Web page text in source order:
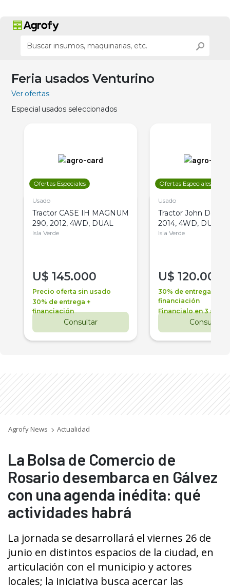
Feria usados Venturino
Ver ofertas
Especial usados seleccionados
Ofertas Especiales
Usado
Tractor CASE IH MAGNUM
290, 2012, 4WD, DUAL
Isla Verde
U$ 145.000
Precio oferta sin usado
30% de entrega +
financiación
Consultar
Ofertas Especiales
Usado
Tractor John Deere
2014, 4WD, DUAL
Isla Verde
U$ 120.000
30% de entrega +
financiación
Financialo en 3 años
Consultar
Agrofy News Actualidad
La Bolsa de Comercio de
Rosario desembarca en Gálvez
con una agenda inédita: qué
actividades habrá
La jornada se desarrollará el viernes 26 de
junio en distintos espacios de la ciudad, en
articulación con el municipio y actores
locales; la iniciativa busca acercar las